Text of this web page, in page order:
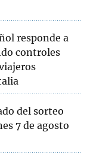
responde a
controles
del sorteo
7 de agosto